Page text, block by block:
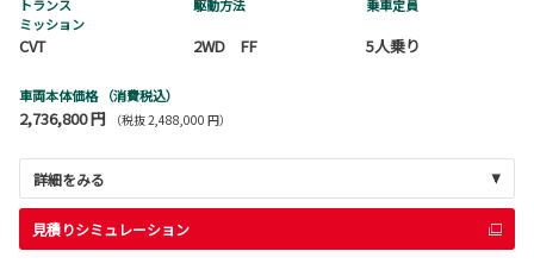
トランス
ミッション
CVT
駆動方法
2WD FF
乗車定員
5人乗り
車両本体価格 （消費税込）
2,736,800 円 （税抜 2,488,000 円）
詳細をみる
見積りシミュレーション